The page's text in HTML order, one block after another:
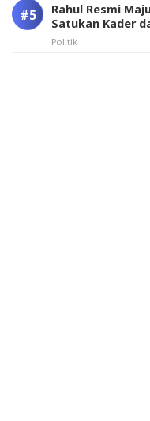
Rahul Resmi
Satukan Kader
Politik